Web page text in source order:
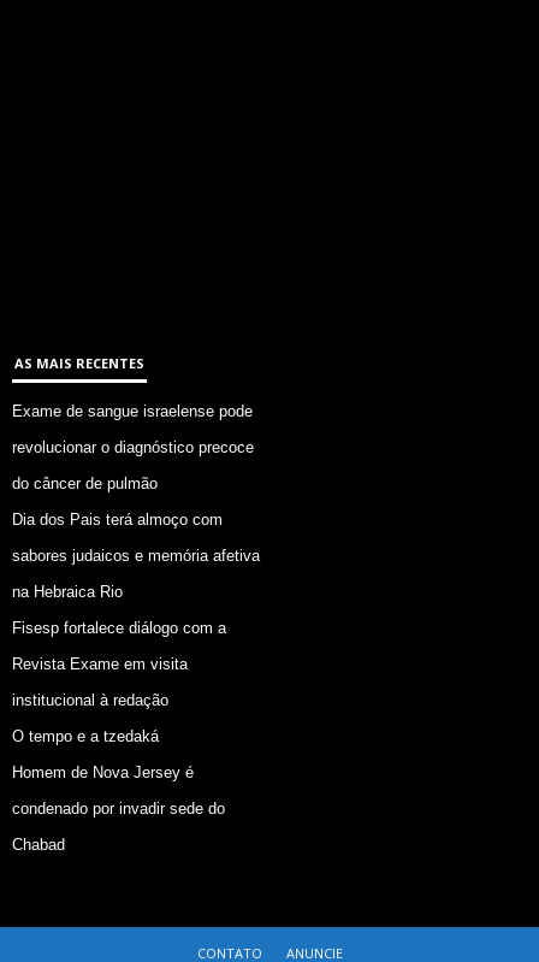
AS MAIS RECENTES
Exame de sangue israelense pode
revolucionar o diagnóstico precoce
do câncer de pulmão
Dia dos Pais terá almoço com
sabores judaicos e memória afetiva
na Hebraica Rio
Fisesp fortalece diálogo com a
Revista Exame em visita
institucional à redação
O tempo e a tzedaká
Homem de Nova Jersey é
condenado por invadir sede do
Chabad
CONTATO
ANUNCIE